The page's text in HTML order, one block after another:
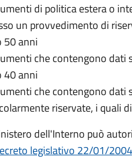
di politica estera o
un provvedimento di
50 anni
che contengono dati
40 anni
che contengono dati
riservate, i quali
dell'Interno può
legislativo 22/01/